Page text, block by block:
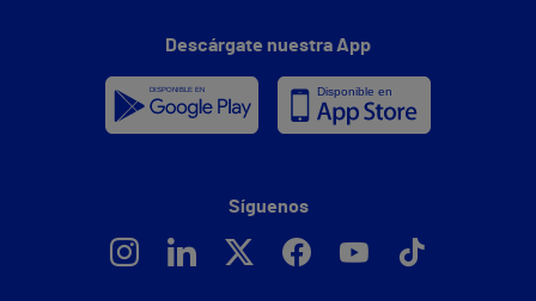
Descárgate nuestra App
Síguenos